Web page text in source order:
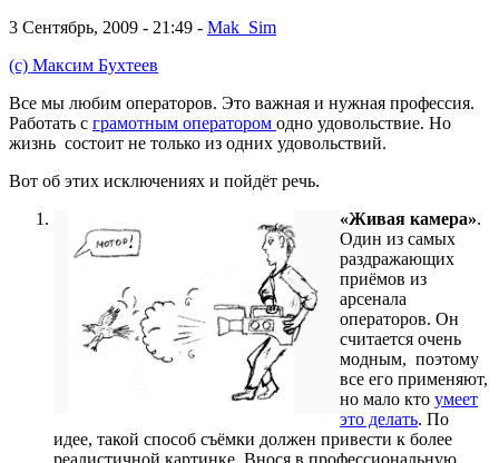
3 Сентябрь, 2009 - 21:49 - Mak_Sim
(с) Максим Бухтеев
Все мы любим операторов. Это важная и нужная профессия.
Работать с грамотным оператором одно удовольствие. Но
жизнь состоит не только из одних удовольствий.
Вот об этих исключениях и пойдёт речь.
«Живая камера».
Один из самых
раздражающих
приёмов из
арсенала
операторов. Он
считается очень
модным, поэтому
все его применяют,
но мало кто умеет
это делать. По
идее, такой способ съёмки должен привести к более
реалистичной картинке. Внося в профессиональную